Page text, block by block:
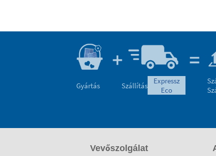
Gyártás Szállítás
expressz
eco
Vevőszolgálat